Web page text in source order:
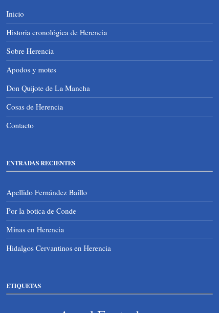
Inicio
Historia cronológica de Herencia
Sobre Herencia
Apodos y motes
Don Quijote de La Mancha
Cosas de Herencia
Contacto
ENTRADAS RECIENTES
Apellido Fernández Baillo
Por la botica de Conde
Minas en Herencia
Hidalgos Cervantinos en Herencia
ETIQUETAS